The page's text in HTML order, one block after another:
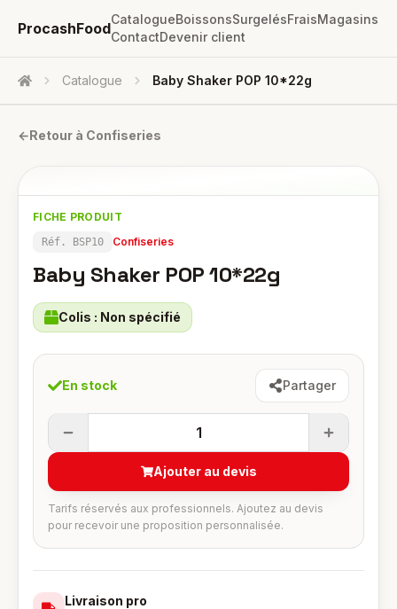
ProcashFood
CatalogueBoissonsSurgelésFraisMagasins
ContactDevenir client
Accueil Catalogue Baby Shaker POP 10*22g
←Retour à Confiseries
FICHE PRODUIT
Réf. BSP10 Confiseries
Baby Shaker POP 10*22g
Colis : Non spécifié
En stock Partager
1
Ajouter au devis
Tarifs réservés aux professionnels. Ajoutez au devis
pour recevoir une proposition personnalisée.
Livraison pro